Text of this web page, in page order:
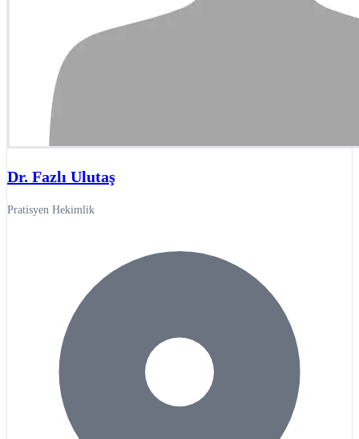
Dr. Fazlı Ulutaş
Pratisyen Hekimlik